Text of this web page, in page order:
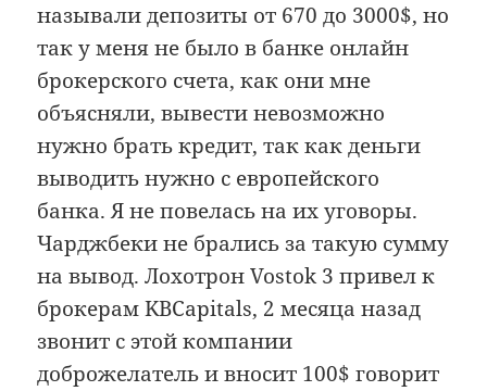
называли депозиты от 670 до 3000$, но
так у меня не было в банке онлайн
брокерского счета, как они мне
объясняли, вывести невозможно
нужно брать кредит, так как деньги
выводить нужно с европейского
банка. Я не повелась на их уговоры.
Чарджбеки не брались за такую сумму
на вывод. Лохотрон Vostok 3 привел к
брокерам KBCapitals, 2 месяца назад
звонит с этой компании
доброжелатель и вносит 100$ говорит